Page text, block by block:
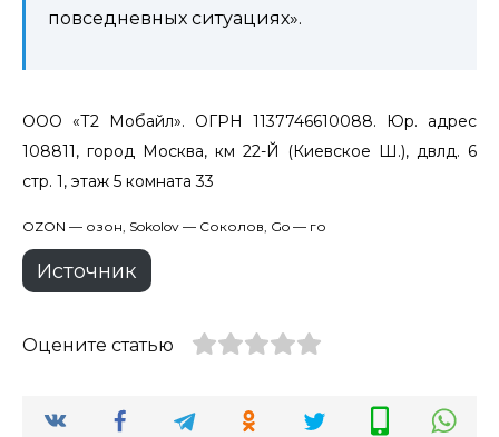
повседневных ситуациях».
ООО «Т2 Мобайл». ОГРН 1137746610088. Юр. адрес
108811, город Москва, км 22-Й (Киевское Ш.), двлд. 6
стр. 1, этаж 5 комната 33
OZON — озон, Sokolov — Соколов, Go — го
Источник
Оцените статью